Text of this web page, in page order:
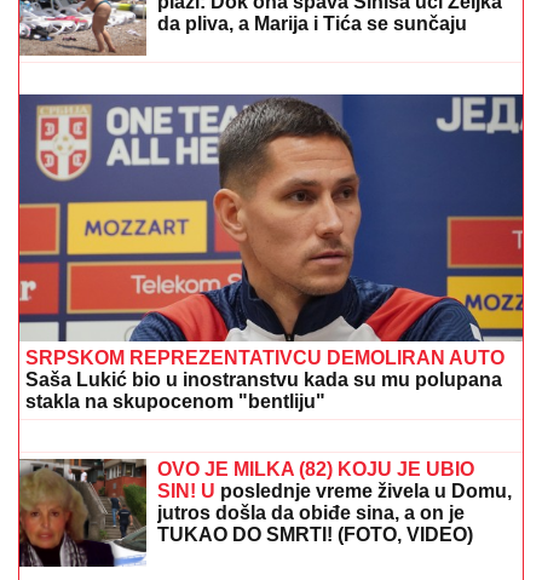
MUKE ĆUPRIČANA SA VODOM ZA PIĆE:
Cisterne i
bidoni na osam mesta u gradu
MILJANA KULIĆ SE SKINULA U
BIKINIUhvatili smo je u Crnoj Gori na
plaži: Dok ona spava Siniša uči Željka
da pliva, a Marija i Tića se sunčaju
(Video)
RUBIO UPOZORIO:"Evropa mora da
preuzme veći teret sopstvene
odbrane"